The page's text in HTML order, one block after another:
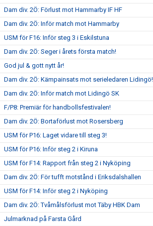
Dam div. 2Ö: Förlust mot Hammarby IF HF
Dam div. 2Ö: Inför match mot Hammarby
USM för F16: Inför steg 3 i Eskilstuna
Dam div. 2Ö: Seger i årets första match!
God jul & gott nytt år!
Dam div. 2Ö: Kämpainsats mot serieledaren Lidingö!
Dam div. 2Ö: Inför match mot Lidingö SK
F/P8: Premiär för handbollsfestivalen!
Dam div. 2Ö: Bortaförlust mot Rosersberg
USM för P16: Laget vidare till steg 3!
USM för P16: Inför steg 2 i Kiruna
USM för F14: Rapport från steg 2 i Nyköping
Dam div. 2Ö: För tufft motstånd i Eriksdalshallen
USM för F14: Inför steg 2 i Nyköping
Dam div. 2Ö: Tvåmålsförlust mot Täby HBK Dam
Julmarknad på Farsta Gård